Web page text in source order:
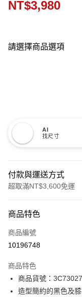
NT$3,980
請選擇商品選項
AI
找尺寸
付款與運送方式
超取滿NT$3,600免運
信用卡一次付款
信用卡分期付款
合作金庫商業銀行
華南商業銀行
上海商業儲蓄銀行
LINE Pay
Apple Pay
商品特色
商品編號
10196748
商品特色
商品貨號：3C73027
造型簡約的黑色及